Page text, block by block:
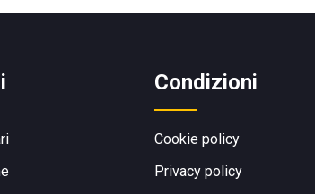
Condizioni
Cookie policy
Privacy policy